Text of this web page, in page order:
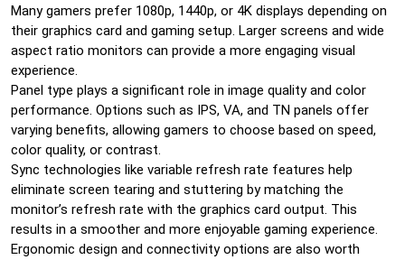
Many gamers prefer 1080p, 1440p, or 4K displays depending on
their graphics card and gaming setup. Larger screens and wide
aspect ratio monitors can provide a more engaging visual
experience.
Panel type plays a significant role in image quality and color
performance. Options such as IPS, VA, and TN panels offer
varying benefits, allowing gamers to choose based on speed,
color quality, or contrast.
Sync technologies like variable refresh rate features help
eliminate screen tearing and stuttering by matching the
monitor’s refresh rate with the graphics card output. This
results in a smoother and more enjoyable gaming experience.
Ergonomic design and connectivity options are also worth